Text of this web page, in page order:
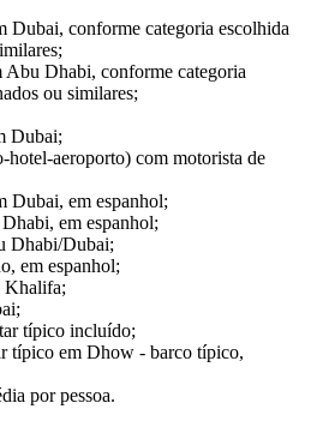
Dubai, conforme categoria escolhida
Abu Dhabi, conforme categoria
ou similares;
Dubai;
hotel-aeroporto) com motorista de
Dubai, em espanhol;
em espanhol;
Dhabi/Dubai;
em espanhol;
Khalifa;
típico incluído;
típico em Dhow - barco típico,
por pessoa.